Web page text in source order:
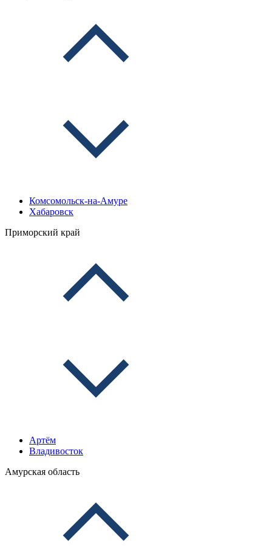
Комсомольск-на-Амуре
Хабаровск
Приморский край
Артём
Владивосток
Амурская область